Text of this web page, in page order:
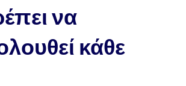
να
κάθε